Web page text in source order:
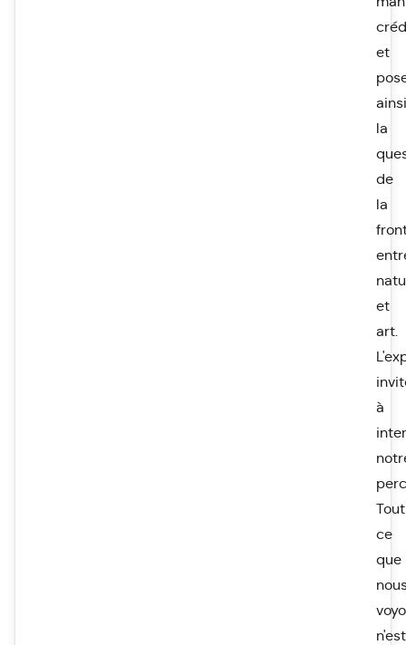
et
ainsi
la
de
la
et
art.
à
Tout
ce
que
n'est